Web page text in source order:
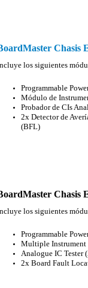
Chasis
los siguientes
Programmable
Módulo de
Probador de CIs
2x Detector de
(BFL)
Chasis
los siguientes
Programmable
Multiple Instrument
Analogue IC Tester
2x Board Fault